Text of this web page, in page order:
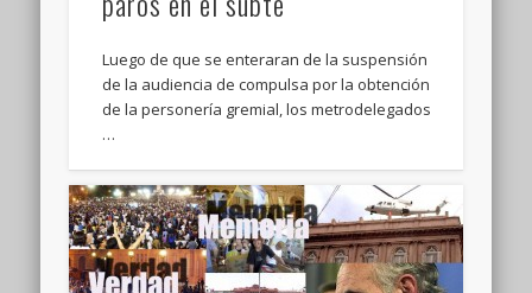
Luego de que se enteraran de la suspensión
de la audiencia de compulsa por la obtención
de la personería gremial, los metrodelegados
…